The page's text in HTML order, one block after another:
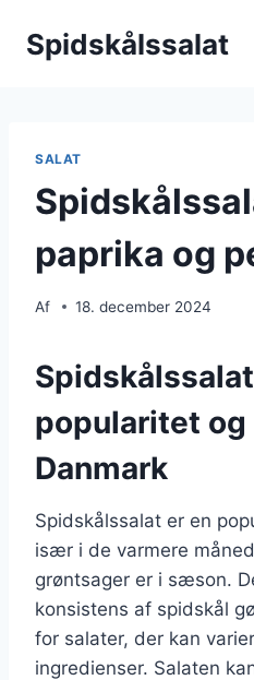
Spidskålssalat
SALAT
paprika og
Af 18. december 2024
popularitet og
Danmark
Spidskålssalat er en
især i de varmere
grøntsager er i sæson.
konsistens af spidskål
for salater, der kan
ingredienser. Salaten